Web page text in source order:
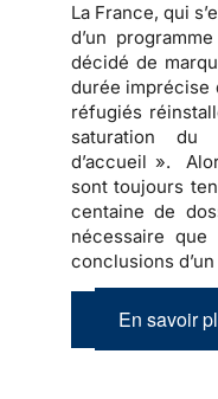
La France, qui
d’un
décidé de
durée imprécise
réfugiés
saturation du
d’accueil ».
sont toujours
centaine de
nécessaire
conclusions
En savoir